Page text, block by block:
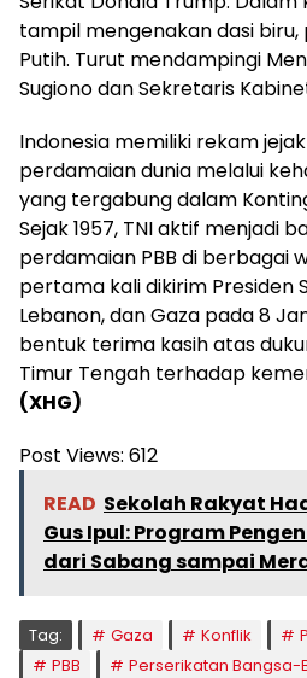
tampil mengenakan dasi biru,
Putih. Turut mendampingi
Sugiono dan Sekretaris
Indonesia memiliki rekam
perdamaian dunia melalui
yang tergabung dalam
Sejak 1957, TNI aktif menjadi
perdamaian PBB di berbagai
pertama kali dikirim Presiden
Lebanon, dan Gaza pada 8
bentuk terima kasih atas
Timur Tengah terhadap
(XHG)
Post Views: 612
READ Sekolah Rakyat
Gus Ipul: Program
dari Sabang sampai
Tag: Gaza Konflik
PBB
Perserikatan Bangsa-